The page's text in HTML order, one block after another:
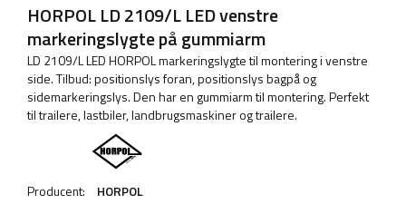
HORPOL LD 2109/L LED venstre
markeringslygte på gummiarm
LD 2109/L LED HORPOL markeringslygte til montering i venstre
side. Tilbud: positionslys foran, positionslys bagpå og
sidemarkeringslys. Den har en gummiarm til montering. Perfekt
til trailere, lastbiler, landbrugsmaskiner og trailere.
Producent: HORPOL